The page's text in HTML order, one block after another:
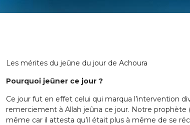
Les mérites du jeûne du jour de Achoura
Pourquoi jeûner ce jour ?
Ce jour fut en effet celui qui marqua l’intervention
remerciement à Allah jeûna ce jour. Notre prophète
même car il attesta qu’il était plus à même de se